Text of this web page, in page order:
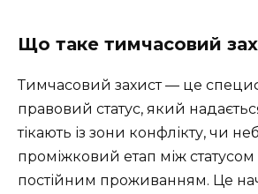
Що таке тимчасовий
Тимчасовий захист — це
правовий статус, який
тікають із зони конфлікту, чи
проміжковий етап між статусом
постійним проживанням. Це